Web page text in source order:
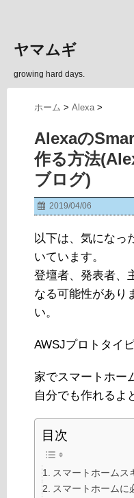
ヤマムギ
growing hard days.
ホーム > Alexa >
Alexaの
作る方法
ブログ)
2019/04/06
以下は、気になっ
いています。
登壇者、発表者、
なる可能性があり
い。
AWSJプロトタイ
家でスマートホー
自分でも作れるよ
目次
スマートホームス
スマートホームに